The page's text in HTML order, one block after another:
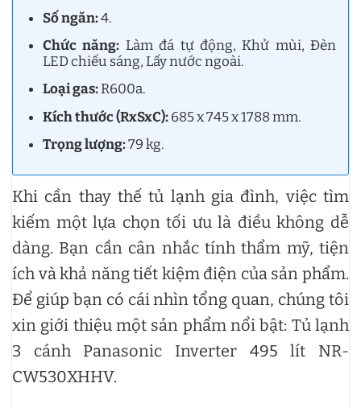
Số ngăn:4.
Chức năng: Làm đá tự động, Khử mùi, Đèn
LED chiếu sáng, Lấy nước ngoài.
Loại gas:R600a.
Kích thước (RxSxC):685 x 745 x 1788 mm.
Trọng lượng:79 kg.
Khi cần thay thế tủ lạnh gia đình, việc tìm
kiếm một lựa chọn tối ưu là điều không dễ
dàng. Bạn cần cân nhắc tính thẩm mỹ, tiện
ích và khả năng tiết kiệm điện của sản phẩm.
Để giúp bạn có cái nhìn tổng quan, chúng tôi
xin giới thiệu một sản phẩm nổi bật: Tủ lạnh
3 cánh Panasonic Inverter 495 lít NR-
CW530XHHV.